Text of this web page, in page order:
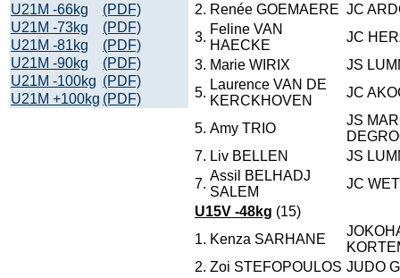
U21M -66kg
(PDF)
U21M -73kg
(PDF)
U21M -81kg
(PDF)
U21M -90kg
(PDF)
U21M -100kg (PDF)
U21M +100kg (PDF)
2. Renée GOEMAERE JC
3.
Feline VAN
HAECKE
JC
3. Marie WIRIX
JS
5.
Laurence VAN DE
KERCKHOVEN
JC
5. Amy TRIO
JS
7. Liv BELLEN
JS
7.
Assil BELHADJ
SALEM
JC
U15V -48kg (15)
1. Kenza SARHANE
2. Zoi STEFOPOULOS JUDO